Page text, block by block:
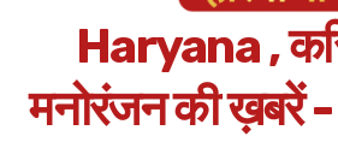
Haryana ,
मनोरंजन की